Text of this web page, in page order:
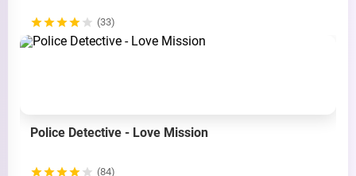
(33)
Police Detective - Love Mission
(84)